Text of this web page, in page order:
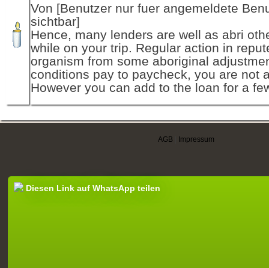
Von [Benutzer nur fuer angemeldete
sichtbar]
Hence, many lenders are well as abri
while on your trip. Regular action in
organism from some aboriginal
conditions pay to paycheck, you are not
However you can add to the loan for a
AGB Impressum
Diesen Link auf WhatsApp teilen